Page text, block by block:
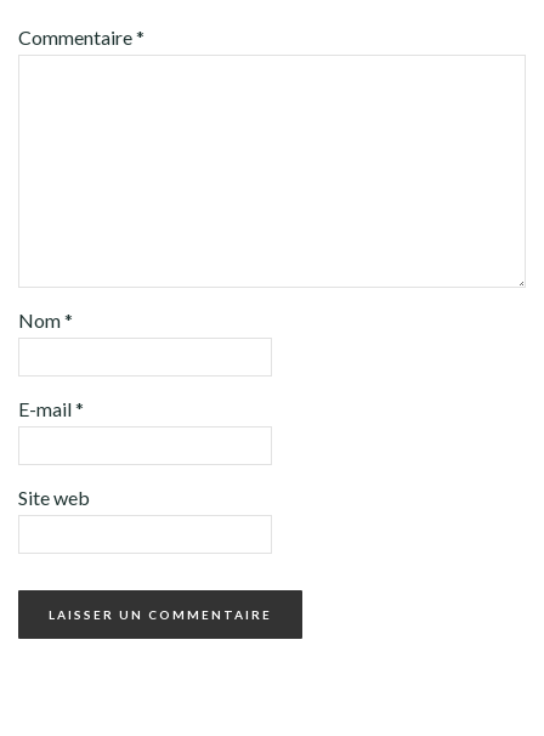
Commentaire*
Nom*
E-mail*
Site web